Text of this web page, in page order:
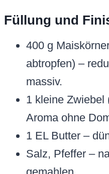
Füllung und
400 g
abtropfen) –
massiv.
1 kleine Zwiebel
Aroma ohne
1 EL Butter –
Salz, Pfeffer –